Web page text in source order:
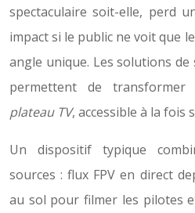
spectaculaire soit-elle, perd
impact si le public ne voit que
angle unique. Les solutions
permettent de
plateau TV, accessible à la fois
Un dispositif typique
sources : flux FPV en direct
au sol pour filmer les pilotes